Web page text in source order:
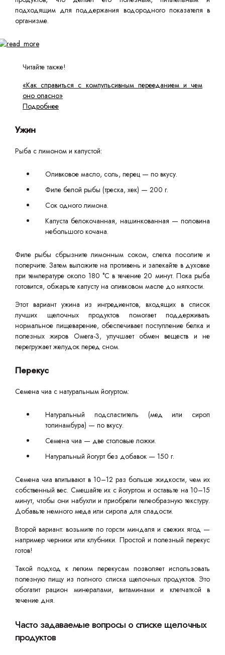
подходящим для поддержания водородного показателя в
организме.
Читайте также!
«Как справиться с компульсивным перееданием и чем
оно опасно»
Подробнее
Ужин
Рыба с лимоном и капустой:
Оливковое масло, соль, перец — по вкусу.
Филе белой рыбы (треска, хек) — 200 г.
Сок одного лимона.
Капуста белокочанная, нашинкованная — половина
небольшого кочана.
Филе рыбы сбрызните лимонным соком, слегка посолите и
поперчите. Затем выложите на противень и запекайте в духовке
при температуре около 180 °C в течение 20 минут. Пока рыба
готовится, обжарьте капусту на оливковом масле до мягкости.
Этот вариант ужина из ингредиентов, входящих в список
лучших щелочных продуктов помогает поддерживать
нормальное пищеварение, обеспечивает поступление белка и
полезных жиров Омега-3, улучшает обмен веществ и не
перегружает желудок перед сном.
Перекус
Семена чиа с натуральным йогуртом:
Натуральный подсластитель (мед или сироп
топинамбура) — по вкусу.
Семена чиа — две столовые ложки.
Натуральный йогурт без добавок — 150 г.
Семена чиа впитывают в 10–12 раз больше жидкости, чем их
собственный вес. Смешайте их с йогуртом и оставьте на 10–15
минут, чтобы они набухли и приобрели гелеобразную текстуру.
Добавьте немного меда или сиропа для сладости.
Второй вариант: возьмите по горсти миндаля и свежих ягод —
например черники или клубники. Простой и полезный перекус
готов!
Такой подход к легким перекусам позволяет использовать
полезную пищу из полного списка щелочных продуктов. Это
обогатит рацион минералами, витаминами и клетчаткой в
течение дня.
Часто задаваемые вопросы о списке щелочных
продуктов